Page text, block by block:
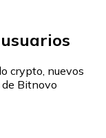
crypto, nuevos
Bitnovo